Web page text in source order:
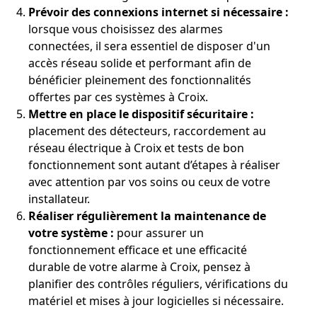
Prévoir des connexions internet si nécessaire :
lorsque vous choisissez des alarmes
connectées, il sera essentiel de disposer d'un
accès réseau solide et performant afin de
bénéficier pleinement des fonctionnalités
offertes par ces systèmes à Croix.
Mettre en place le dispositif sécuritaire :
placement des détecteurs, raccordement au
réseau électrique à Croix et tests de bon
fonctionnement sont autant d’étapes à réaliser
avec attention par vos soins ou ceux de votre
installateur.
Réaliser régulièrement la maintenance de
votre système : pour assurer un
fonctionnement efficace et une efficacité
durable de votre alarme à Croix, pensez à
planifier des contrôles réguliers, vérifications du
matériel et mises à jour logicielles si nécessaire.